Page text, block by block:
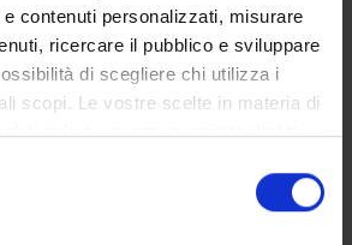
contenuti personalizzati, misurare
ricercare il pubblico e sviluppare
di scegliere chi utilizza i
scopi. Le vostre scelte in materia di
solo su questa proprietà digitale
il proprio consenso in qualsiasi
sui cookie o facendo clic
e di governo